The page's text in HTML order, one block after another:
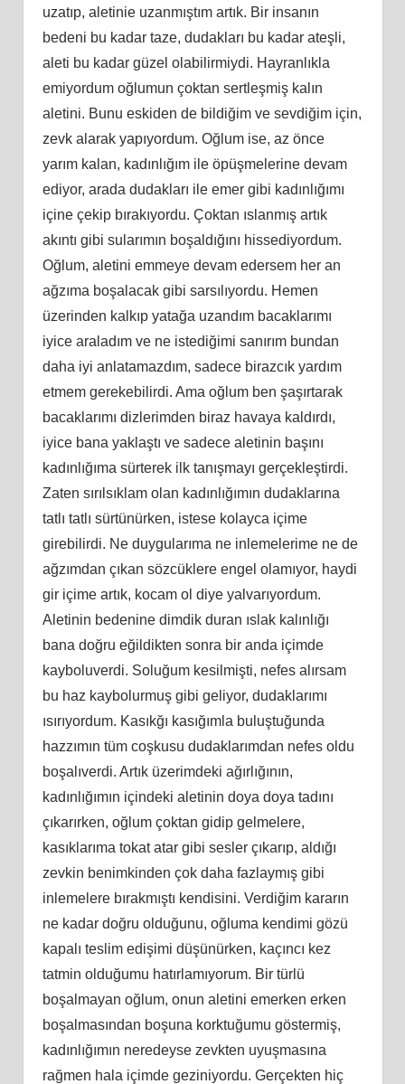
uzatıp, aletinie uzanmıştım artık. Bir insanın
bedeni bu kadar taze, dudakları bu kadar ateşli,
aleti bu kadar güzel olabilirmiydi. Hayranlıkla
emiyordum oğlumun çoktan sertleşmiş kalın
aletini. Bunu eskiden de bildiğim ve sevdiğim için,
zevk alarak yapıyordum. Oğlum ise, az önce
yarım kalan, kadınlığım ile öpüşmelerine devam
ediyor, arada dudakları ile emer gibi kadınlığımı
içine çekip bırakıyordu. Çoktan ıslanmış artık
akıntı gibi sularımın boşaldığını hissediyordum.
Oğlum, aletini emmeye devam edersem her an
ağzıma boşalacak gibi sarsılıyordu. Hemen
üzerinden kalkıp yatağa uzandım bacaklarımı
iyice araladım ve ne istediğimi sanırım bundan
daha iyi anlatamazdım, sadece birazcık yardım
etmem gerekebilirdi. Ama oğlum ben şaşırtarak
bacaklarımı dizlerimden biraz havaya kaldırdı,
iyice bana yaklaştı ve sadece aletinin başını
kadınlığıma sürterek ilk tanışmayı gerçekleştirdi.
Zaten sırılsıklam olan kadınlığımın dudaklarına
tatlı tatlı sürtünürken, istese kolayca içime
girebilirdi. Ne duygularıma ne inlemelerime ne de
ağzımdan çıkan sözcüklere engel olamıyor, haydi
gir içime artık, kocam ol diye yalvarıyordum.
Aletinin bedenine dimdik duran ıslak kalınlığı
bana doğru eğildikten sonra bir anda içimde
kayboluverdi. Soluğum kesilmişti, nefes alırsam
bu haz kaybolurmuş gibi geliyor, dudaklarımı
ısırıyordum. Kasıkğı kasığımla buluştuğunda
hazzımın tüm coşkusu dudaklarımdan nefes oldu
boşalıverdi. Artık üzerimdeki ağırlığının,
kadınlığımın içindeki aletinin doya doya tadını
çıkarırken, oğlum çoktan gidip gelmelere,
kasıklarıma tokat atar gibi sesler çıkarıp, aldığı
zevkin benimkinden çok daha fazlaymış gibi
inlemelere bırakmıştı kendisini. Verdiğim kararın
ne kadar doğru olduğunu, oğluma kendimi gözü
kapalı teslim edişimi düşünürken, kaçıncı kez
tatmin olduğumu hatırlamıyorum. Bir türlü
boşalmayan oğlum, onun aletini emerken erken
boşalmasından boşuna korktuğumu göstermiş,
kadınlığımın neredeyse zevkten uyuşmasına
rağmen hala içimde geziniyordu. Gerçekten hiç